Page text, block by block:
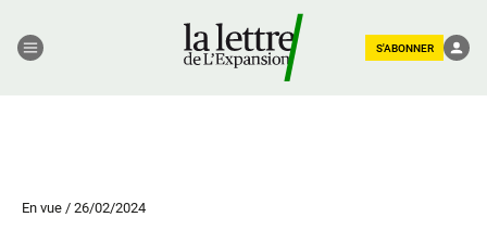
S'ABONNER
En vue / 26/02/2024